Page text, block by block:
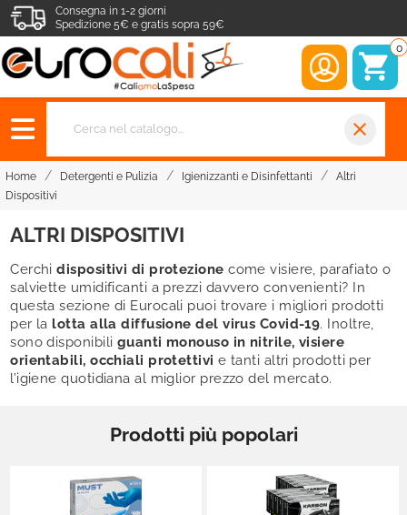
Consegna in 1-2 giorni
Spedizione 5€ e gratis sopra 59€
0
close
Home Detergenti e Pulizia Igienizzanti e Disinfettanti
Altri
Dispositivi
ALTRI DISPOSITIVI
Cerchidispositivi di protezione come visiere, parafiato o
salviette umidificanti a prezzi davvero convenienti? In
questa sezione di Eurocali puoi trovare i migliori prodotti
per la lotta alla diffusione del virus Covid-19. Inoltre,
sono disponibili guanti monouso in nitrile, visiere
orientabili, occhiali protettivi e tanti altri prodotti per
l’igiene quotidiana al miglior prezzo del mercato.
Prodotti più popolari